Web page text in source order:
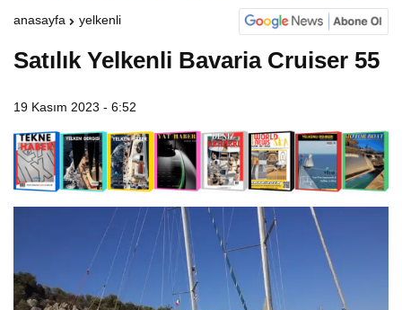
anasayfa yelkenli
Satılık Yelkenli Bavaria Cruiser 55
19 Kasım 2023 - 6:52